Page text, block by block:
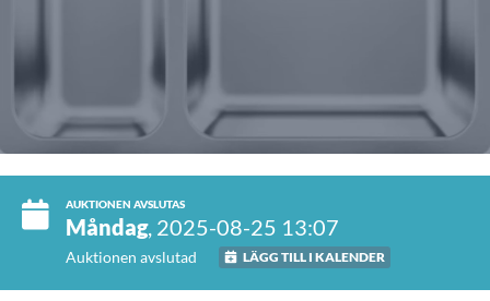
AUKTIONEN AVSLUTAS
Måndag, 2025-08-25 13:07
Auktionen avslutad LÄGG TILL I KALENDER